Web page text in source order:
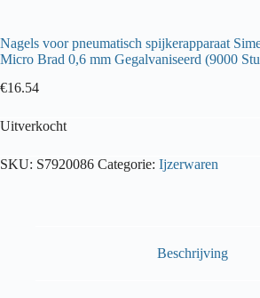
Nagels voor pneumatisch spijkerapparaat
Micro Brad 0,6 mm Gegalvaniseerd (9000
€16.54
Uitverkocht
SKU: S7920086 Categorie: Ijzerwaren
Beschrijving